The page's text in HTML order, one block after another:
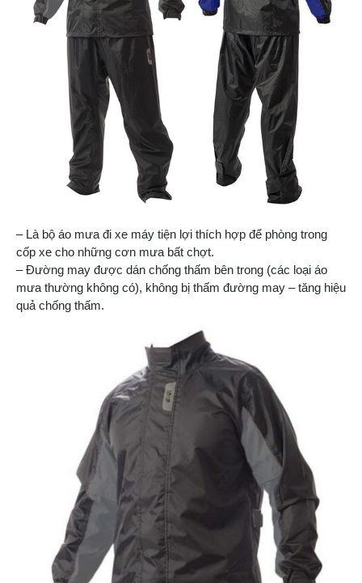
– Là bộ áo mưa đi xe máy tiện lợi thích hợp để phòng trong
cốp xe cho những cơn mưa bất chợt.
– Đường may được dán chống thấm bên trong (các loại áo
mưa thường không có), không bị thấm đường may – tăng hiệu
quả chống thấm.